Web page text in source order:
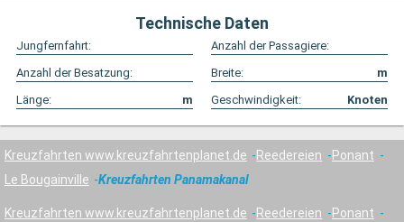
Technische Daten
Jungfernfahrt:
Anzahl der Passagiere:
Anzahl der Besatzung:
Breite:
m
Länge:
m Geschwindigkeit: Knoten
Kreuzfahrten www.kreuzfahrtenplanet.de Reedereien
Ponant
Le Bougainville
Kreuzfahrten Panamakanal
Kreuzfahrten www.kreuzfahrtenplanet.de Reedereien
Ponant